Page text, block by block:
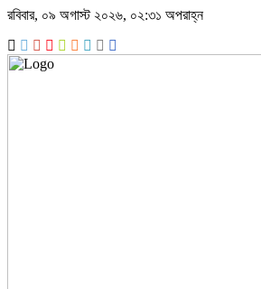
রবিবার, ০৯ অগাস্ট ২০২৬, ০২:৩১ অপরাহ্ন